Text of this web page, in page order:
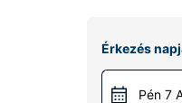
Érkezés
Pén 7